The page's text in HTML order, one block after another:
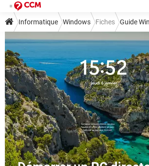
Informatique Windows Fiches Guide